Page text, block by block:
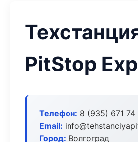
PitStop
Телефон: 8 (935) 671 74
Email:
Город: Волгоград